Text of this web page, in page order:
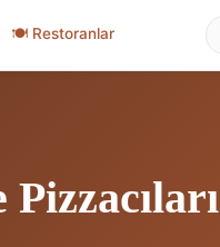
🍽 Restoranlar